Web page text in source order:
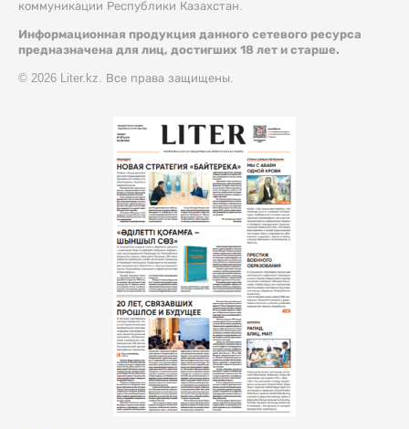
коммуникации Республики Казахстан.
Информационная продукция данного сетевого ресурса
предназначена для лиц, достигших 18 лет и старше.
© 2026 Liter.kz. Все права защищены.